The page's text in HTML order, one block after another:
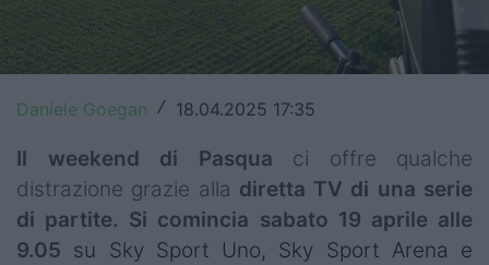
Challenge Cup
Super Rugby
Rugby in TV
Daniele Goegan / 18.04.2025 17:35
Il weekend di Pasqua ci offre qualche
distrazione grazie alla diretta TV di una serie
di partite. Si comincia sabato 19 aprile alle
9.05 su Sky Sport Uno, Sky Sport Arena e